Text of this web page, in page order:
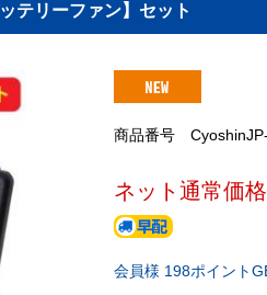
テリーファン】セット
商品番号
ネット通常価
会員様 198ポイント